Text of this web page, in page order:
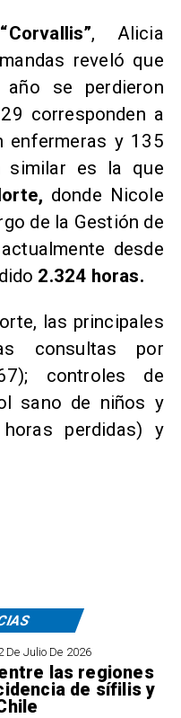
, Alicia
reveló que
se perdieron
corresponden a
enfermeras y 135
similar es la que
donde Nicole
de la Gestión de
desde
2.324 horas.
las principales
consultas por
controles de
sano de niños y
perdidas) y
De Julio De 2026
las regiones
de sífilis y